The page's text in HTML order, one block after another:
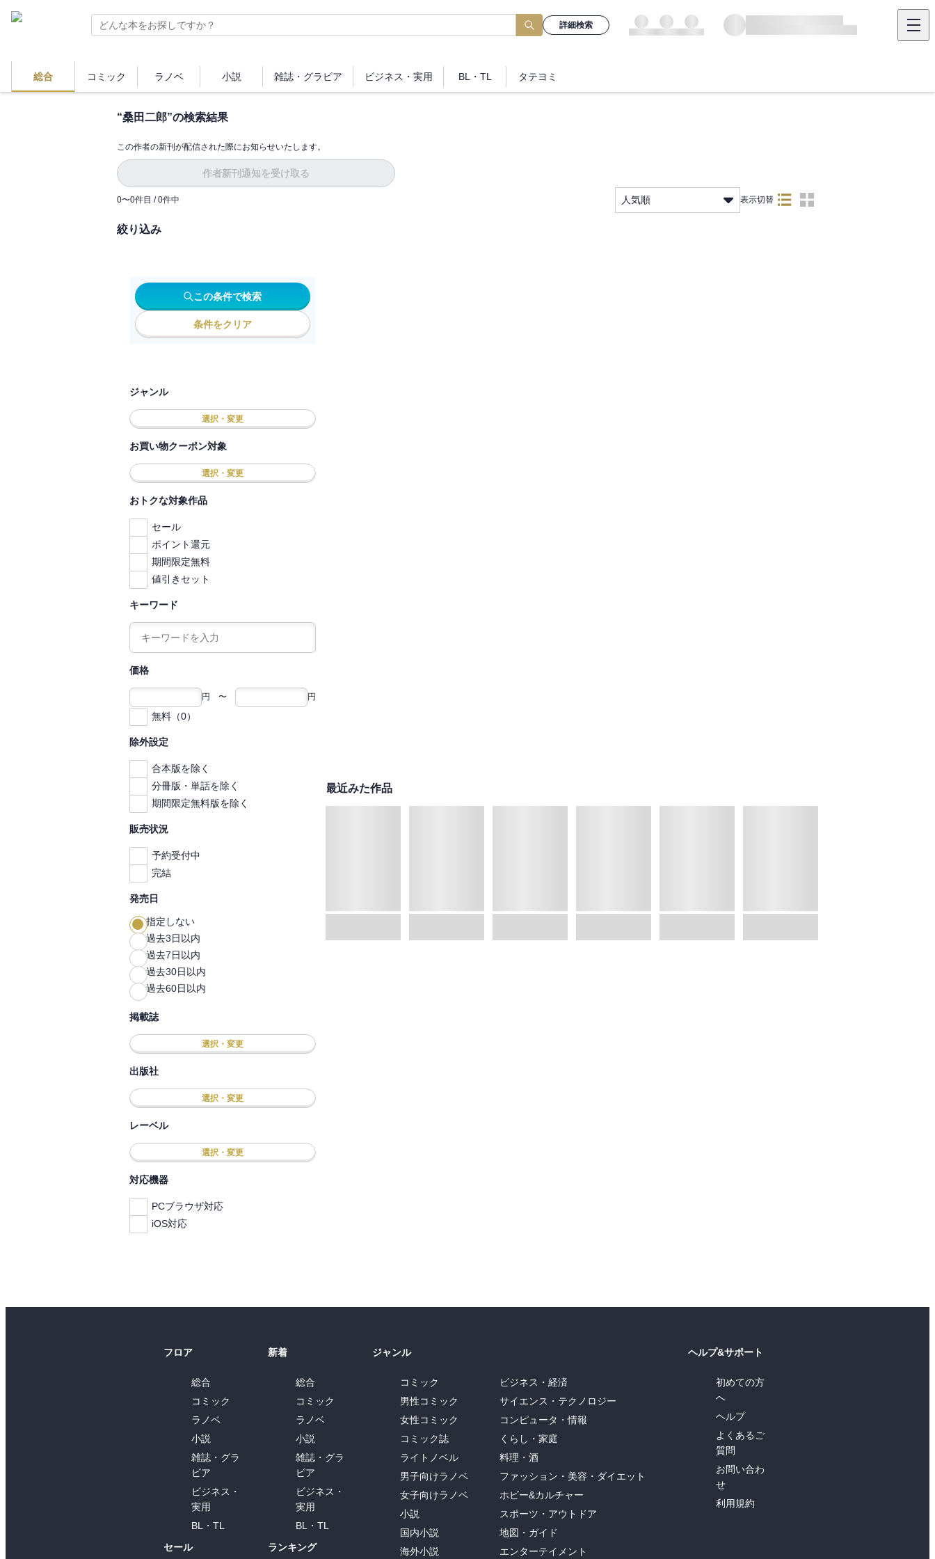
詳細検索
総合 コミック ラノベ 小説 雑誌・ グラビア ビジネス ・実用 BL・TL タテヨミ
“桑田二郎”の検索結果
この作者の新刊が配信された際にお知らせいたします。
作者新刊通知を受け取る
0〜0件目 / 0件中 人気順 表示切替
絞り込み
この条件で検索
条件をクリア
ジャンル
選択・変更
お買い物クーポン対象
選択・変更
おトクな対象作品
セール
ポイント還元
期間限定無料
値引きセット
キーワード
価格
円 〜 円
無料（0）
除外設定
合本版を除く
分冊版・単話を除く
期間限定無料版を除く
販売状況
予約受付中
完結
発売日
指定しない
過去3日以内
過去7日以内
過去30日以内
過去60日以内
掲載誌
選択・変更
出版社
選択・変更
レーベル
選択・変更
対応機器
PCブラウザ対応
iOS対応
最近みた作品
フロア
総合
コミック
ラノベ
小説
雑誌・グラ
ビア
ビジネス・
実用
BL・TL
セール
新着
総合
コミック
ラノベ
小説
雑誌・グラ
ビア
ビジネス・
実用
BL・TL
ランキング
ジャンル
コミック
男性コミック
女性コミック
コミック誌
ライトノベル
男子向けラノベ
女子向けラノベ
小説
国内小説
海外小説
ビジネス・経済
サイエンス・テクノロジー
コンピュータ・情報
くらし・家庭
料理・酒
ファッション・美容・ダイエット
ホビー&カルチャー
スポーツ・アウトドア
地図・ガイド
エンターテイメント
ヘルプ&サポート
初めての方
へ
ヘルプ
よくあるご
質問
お問い合わ
せ
利用規約